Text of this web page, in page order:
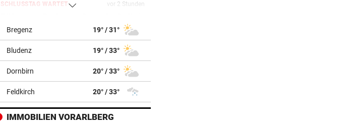
SCHLUSSTAG WARTET vor 2 Stunden
stark verbessert
ACH, ÜBRIGENS... vor 3 Stunden
Marokko – Nabel der Fußballwelt
Monika Helfer: Die Dame mit der
gedämpften Stimme
Bregenz 19° / 31°
Bludenz 19° / 33°
Dornbirn 20° / 33°
Feldkirch 20° / 33°
IMMOBILIEN VORARLBERG